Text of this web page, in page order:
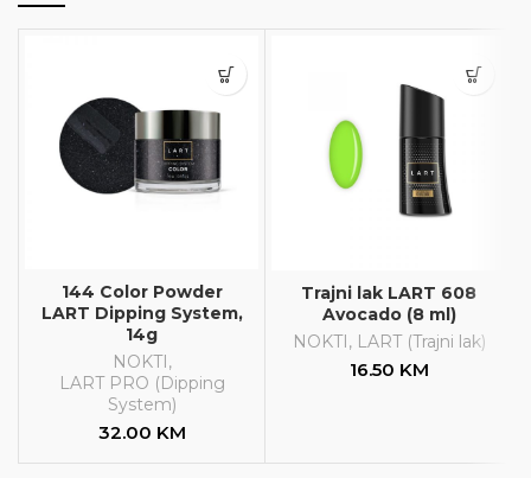
144 Color Powder
LART Dipping System,
14g
NOKTI ,
LART PRO (Dipping
System)
32.00 KM
Trajni lak LART 608
Avocado (8 ml)
NOKTI , LART (Trajni lak)
16.50 KM